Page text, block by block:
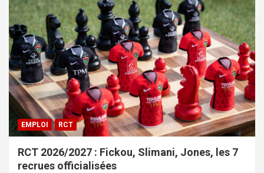
EMPLOI RCT
RCT 2026/2027 : Fickou, Slimani, Jones, les 7
recrues officialisées